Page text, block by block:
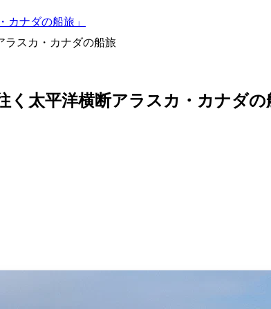
カナダの船旅」
スカ・カナダの船旅
太平洋横断アラスカ・カナダの